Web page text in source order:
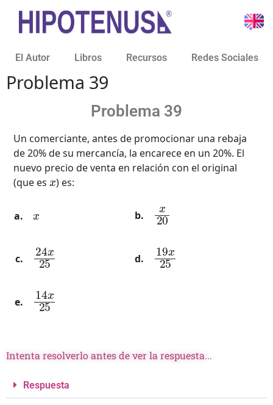
El Autor Libros Recursos Redes Sociales
Problema 39
Problema 39
Un comerciante, antes de promocionar una rebaja
de 20% de su mercancía, la encarece en un 20%. El
nuevo precio de venta en relación con el original
(que es
x
) es:
20
24x25 19x25
14x25
Intenta resolverlo antes de ver la respuesta...
Respuesta